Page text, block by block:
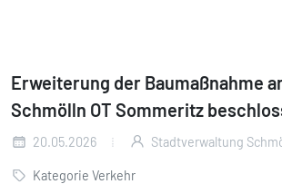
Erweiterung der Baumaßnahme
Schmölln OT Sommeritz
20.05.2026 Stadtverwaltung
Kategorie Verkehr